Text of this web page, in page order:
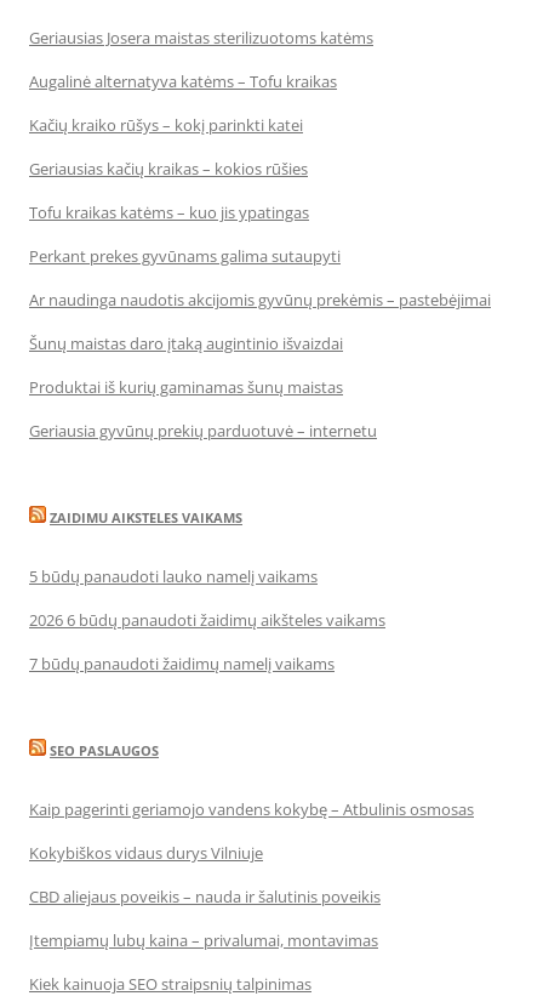
Geriausias Josera maistas sterilizuotoms katėms
Augalinė alternatyva katėms – Tofu kraikas
Kačių kraiko rūšys – kokį parinkti katei
Geriausias kačių kraikas – kokios rūšies
Tofu kraikas katėms – kuo jis ypatingas
Perkant prekes gyvūnams galima sutaupyti
Ar naudinga naudotis akcijomis gyvūnų prekėmis – pastebėjimai
Šunų maistas daro įtaką augintinio išvaizdai
Produktai iš kurių gaminamas šunų maistas
Geriausia gyvūnų prekių parduotuvė – internetu
ZAIDIMU AIKSTELES VAIKAMS
5 būdų panaudoti lauko namelį vaikams
2026 6 būdų panaudoti žaidimų aikšteles vaikams
7 būdų panaudoti žaidimų namelį vaikams
SEO PASLAUGOS
Kaip pagerinti geriamojo vandens kokybę – Atbulinis osmosas
Kokybiškos vidaus durys Vilniuje
CBD aliejaus poveikis – nauda ir šalutinis poveikis
Įtempiamų lubų kaina – privalumai, montavimas
Kiek kainuoja SEO straipsnių talpinimas